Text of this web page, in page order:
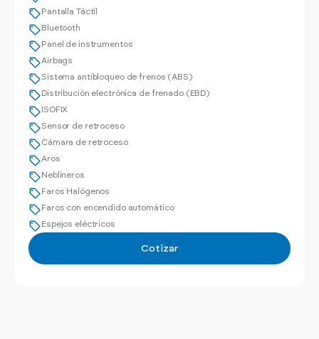
Pantalla Táctil
Bluetooth
Panel de instrumentos
Airbags
Sistema antibloqueo de frenos (ABS)
Distribución electrónica de frenado (EBD)
ISOFIX
Sensor de retroceso
Cámara de retroceso
Aros
Neblineros
Faros Halógenos
Faros con encendido automático
Espejos eléctricos
Cotizar